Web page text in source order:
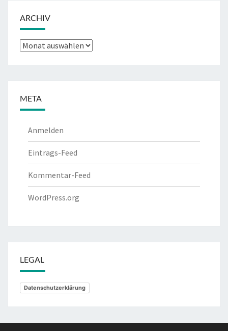
ARCHIV
Archiv
META
Anmelden
Eintrags-Feed
Kommentar-Feed
WordPress.org
LEGAL
Datenschutzerklärung